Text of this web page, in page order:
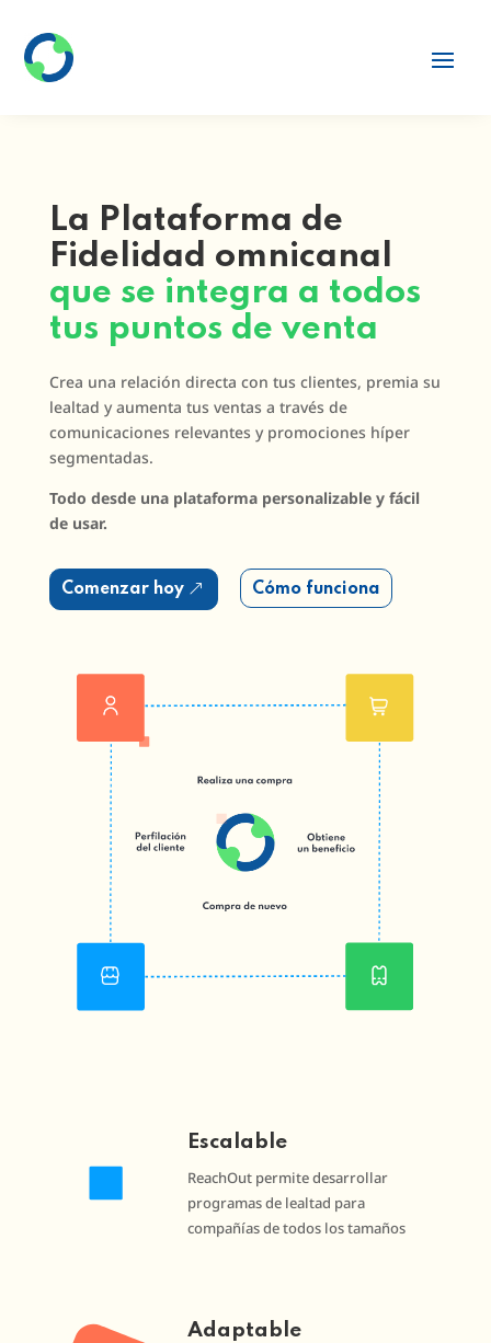
La Plataforma de
Fidelidad omnicanal
que se integra a todos
tus puntos de venta
Crea una relación directa con tus clientes, premia su
lealtad y aumenta tus ventas a través de
comunicaciones relevantes y promociones híper
segmentadas.
Todo desde una plataforma personalizable y fácil
de usar.
Comenzar hoy Cómo funciona
Escalable
ReachOut permite desarrollar
programas de lealtad para
compañías de todos los tamaños
Adaptable